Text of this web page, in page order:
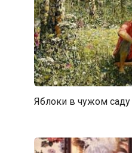
Яблоки в чужом саду